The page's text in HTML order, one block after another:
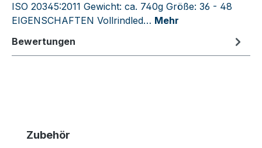
ISO 20345:2011 Gewicht: ca. 740g Größe: 36 - 48
EIGENSCHAFTEN Vollrindled… Mehr
Bewertungen
Produktgalerie überspringen
Zubehör